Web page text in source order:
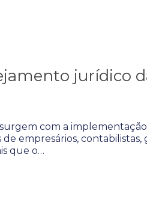
jurídico
com a
empresários, contabilistas,
que o…